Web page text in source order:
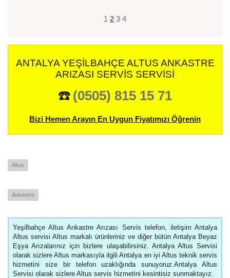
1 2 3 4
ANTALYA YEŞILBAHÇE ALTUS ANKASTRE
ARIZASI SERVIS SERVISI
☎️ (0505) 815 15 71
Bizi Hemen Arayın En Uygun Fiyatımızı Öğrenin
Altus
Ankastre
Yeşilbahçe Altus Ankastre Arızası Servis telefon, iletişim Antalya
Altus servisi Altus markalı ürünleriniz ve diğer bütün Antalya Beyaz
Eşya Arızalarınız için bizlere ulaşabilirsiniz. Antalya Altus Servisi
olarak sizlere Altus markasıyla ilgili Antalya en iyi Altus teknik servis
hizmetini size bir telefon uzaklığında sunuyoruz.Antalya Altus
Servisi olarak sizlere Altus servis hizmetini kesintisiz sunmaktayız.